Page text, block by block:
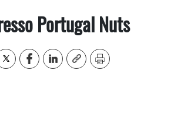
Portugal Nuts